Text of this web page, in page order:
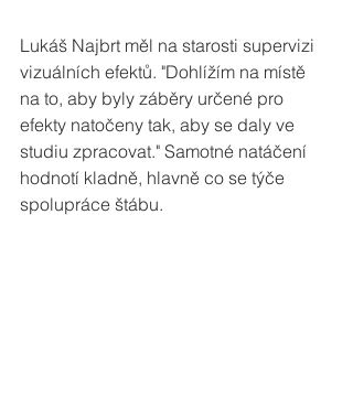
Lukáš Najbrt měl na starosti supervizi
vizuálních efektů. "Dohlížím na místě
na to, aby byly záběry určené pro
efekty natočeny tak, aby se daly ve
studiu zpracovat." Samotné natáčení
hodnotí kladně, hlavně co se týče
spolupráce štábu.